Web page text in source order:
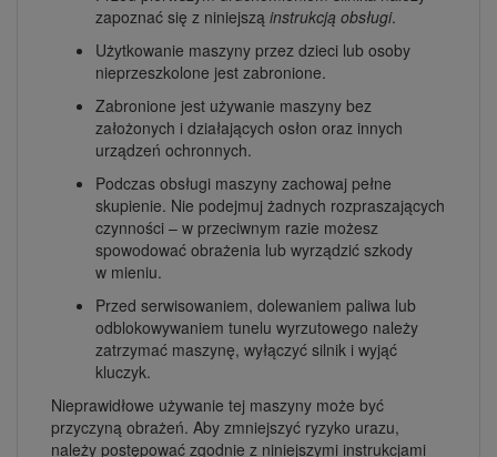
zapoznać się z niniejszą instrukcją obsługi.
Użytkowanie maszyny przez dzieci lub osoby
nieprzeszkolone jest zabronione.
Zabronione jest używanie maszyny bez
założonych i działających osłon oraz innych
urządzeń ochronnych.
Podczas obsługi maszyny zachowaj pełne
skupienie. Nie podejmuj żadnych rozpraszających
czynności – w przeciwnym razie możesz
spowodować obrażenia lub wyrządzić szkody
w mieniu.
Przed serwisowaniem, dolewaniem paliwa lub
odblokowywaniem tunelu wyrzutowego należy
zatrzymać maszynę, wyłączyć silnik i wyjąć
kluczyk.
Nieprawidłowe używanie tej maszyny może być
przyczyną obrażeń. Aby zmniejszyć ryzyko urazu,
należy postępować zgodnie z niniejszymi instrukcjami